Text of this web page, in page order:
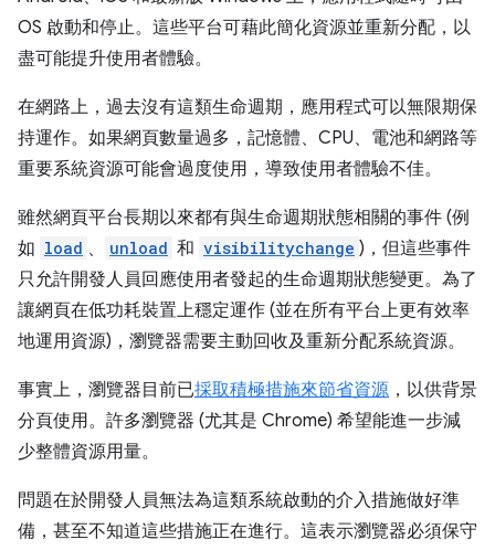
OS 啟動和停止。這些平台可藉此簡化資源並重新分配，以
盡可能提升使用者體驗。
在網路上，過去沒有這類生命週期，應用程式可以無限期保
持運作。如果網頁數量過多，記憶體、CPU、電池和網路等
重要系統資源可能會過度使用，導致使用者體驗不佳。
雖然網頁平台長期以來都有與生命週期狀態相關的事件 (例
如 load 、 unload 和 visibilitychange )，但這些事件
只允許開發人員回應使用者發起的生命週期狀態變更。為了
讓網頁在低功耗裝置上穩定運作 (並在所有平台上更有效率
地運用資源)，瀏覽器需要主動回收及重新分配系統資源。
事實上，瀏覽器目前已採取積極措施來節省資源 ，以供背景
分頁使用。許多瀏覽器 (尤其是 Chrome) 希望能進一步減
少整體資源用量。
問題在於開發人員無法為這類系統啟動的介入措施做好準
備，甚至不知道這些措施正在進行。這表示瀏覽器必須保守